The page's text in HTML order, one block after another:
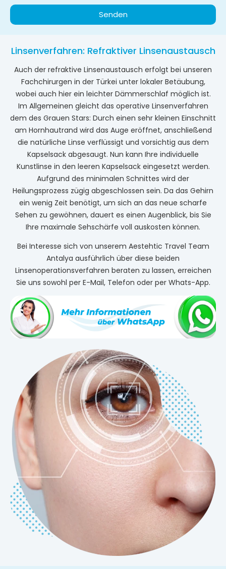
Senden
Linsenverfahren: Refraktiver Linsenaustausch
Auch der refraktive Linsenaustausch erfolgt bei unseren
Fachchirurgen in der Türkei unter lokaler Betäubung,
wobei auch hier ein leichter Dämmerschlaf möglich ist.
Im Allgemeinen gleicht das operative Linsenverfahren
dem des Grauen Stars: Durch einen sehr kleinen Einschnitt
am Hornhautrand wird das Auge eröffnet, anschließend
die natürliche Linse verflüssigt und vorsichtig aus dem
Kapselsack abgesaugt. Nun kann Ihre individuelle
Kunstlinse in den leeren Kapselsack eingesetzt werden.
Aufgrund des minimalen Schnittes wird der
Heilungsprozess zügig abgeschlossen sein. Da das Gehirn
ein wenig Zeit benötigt, um sich an das neue scharfe
Sehen zu gewöhnen, dauert es einen Augenblick, bis Sie
Ihre maximale Sehschärfe voll auskosten können.
Bei Interesse sich von unserem Aestehtic Travel Team
Antalya ausführlich über diese beiden
Linsenoperationsverfahren beraten zu lassen, erreichen
Sie uns sowohl per E-Mail, Telefon oder per Whats-App.